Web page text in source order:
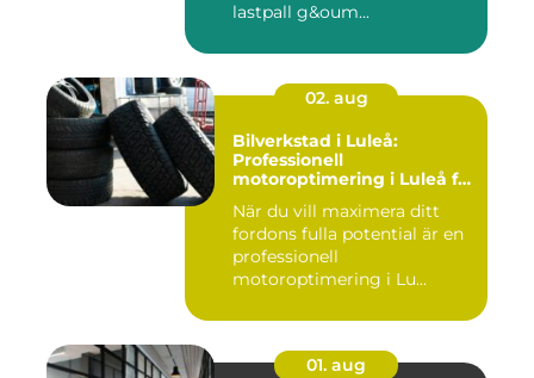
lastpall g&oum...
02. aug
Bilverkstad i Luleå:
Professionell
motoroptimering i Luleå för
När du vill maximera ditt
fordons fulla potential är en
professionell
motoroptimering i Lu...
01. aug